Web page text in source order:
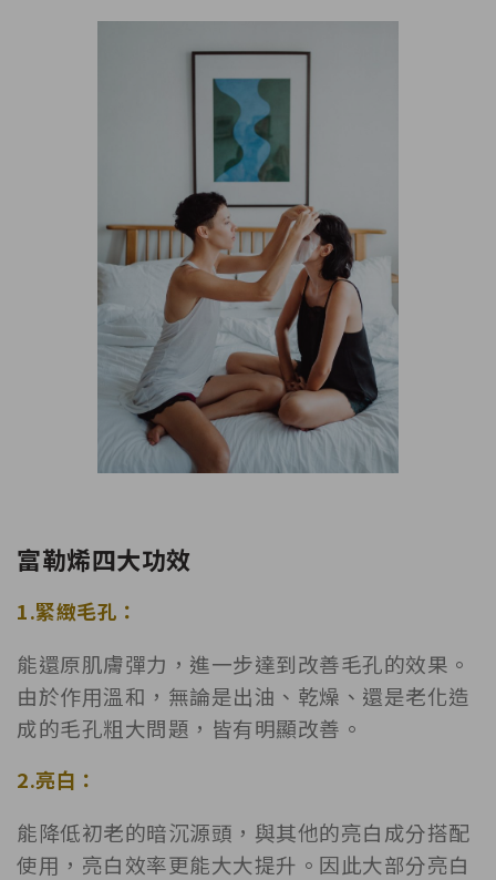
富勒烯四大功效
1.緊緻毛孔：
能還原肌膚彈力，進一步達到改善毛孔的效果。
由於作用溫和，無論是出油、乾燥、還是老化造
成的毛孔粗大問題，皆有明顯改善。
2.亮白：
能降低初老的暗沉源頭，與其他的亮白成分搭配
使用，亮白效率更能大大提升。因此大部分亮白